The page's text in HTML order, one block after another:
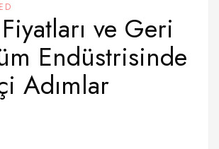
ve Geri
Endüstrisinde
Adımlar